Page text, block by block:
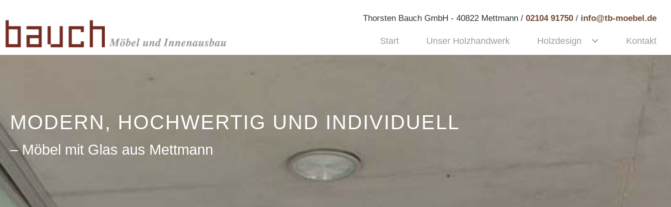
Inhalt
springen
Thorsten Bauch GmbH - 40822 Mettmann /02104 91750 / info@tb-moebel.de
Start Unser Holzhandwerk Holzdesign Kontakt
MODERN, HOCHWERTIG UND INDIVIDUELL
– Möbel mit Glas aus Mettmann